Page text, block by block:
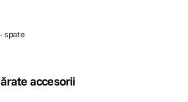
spate
accesorii